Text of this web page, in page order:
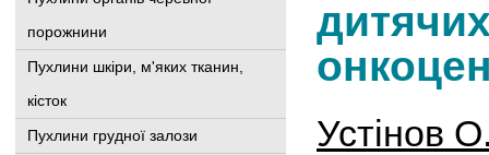
порожнини
Пухлини шкіри, м'яких тканин,
кісток
Пухлини грудної залози
Устінов